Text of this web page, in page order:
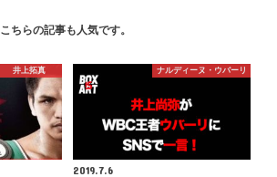
こちらの記事も人気です。
井上拓真 ナルディーヌ・ウバーリ
2019.7.6